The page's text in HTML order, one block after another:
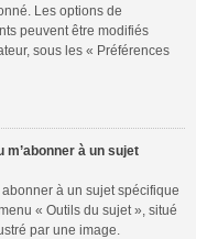
Les options de
peuvent être modifiés
sous les « Préférences
à un sujet
à un sujet spécifique
« Outils du sujet », situé
par une image.